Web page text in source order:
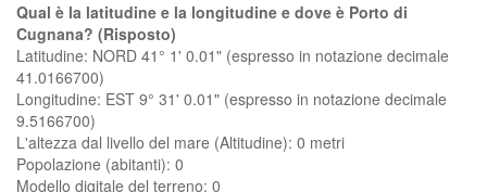
Qual è la latitudine e la longitudine e dove è Porto di
Cugnana? (Risposto)
Latitudine: NORD 41° 1' 0.01" (espresso in notazione decimale
41.0166700)
Longitudine: EST 9° 31' 0.01" (espresso in notazione decimale
9.5166700)
L'altezza dal livello del mare (Altitudine): 0 metri
Popolazione (abitanti): 0
Modello digitale del terreno: 0